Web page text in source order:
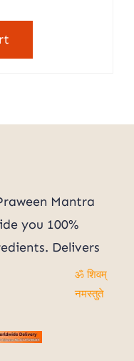
Mantra
you 100%
Delivers
ॐ शिवम्